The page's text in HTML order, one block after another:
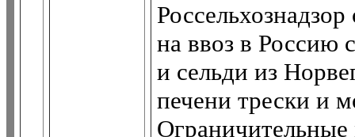
на ввоз в Россию
и сельди из
печени трески и